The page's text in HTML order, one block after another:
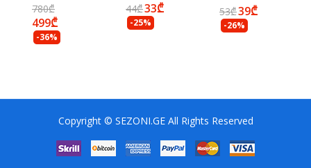
780₾
499₾
-36%
44₾33₾
-25%
53₾39₾
-26%
Copyright © SEZONI.GE All Rights Reserved